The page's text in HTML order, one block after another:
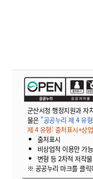
군산시청 행정지원과 자
물은 "공공누리 제 4 유
제 4 유형: 출처표시+상
출처표시
비상업적 이용만 가능
변형 등 2차적 저작
※ 공공누리 마크를 클릭